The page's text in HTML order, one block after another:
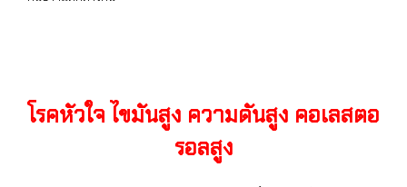
โรคหัวใจ ไขมันสูง ความดันสูง คอเลสตอ
รอลสูง